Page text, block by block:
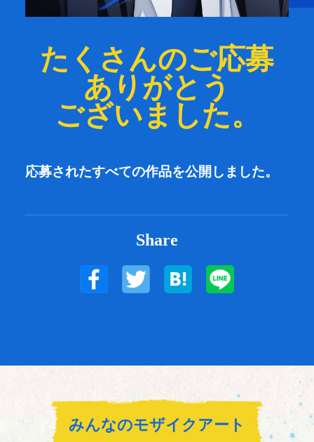
たくさんのご応募
ありがとう
ございました。
応募されたすべての作品を公開しました。
Share
みんなのモザイクアート